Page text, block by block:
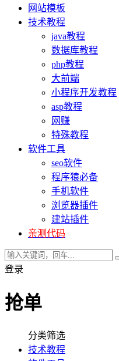
网站模板
技术教程
java教程
数据库教程
php教程
大前端
小程序开发教程
asp教程
网赚
特殊教程
软件工具
seo软件
程序猿必备
手机软件
浏览器插件
建站插件
亲测代码
登录
抢单
分类筛选
技术教程